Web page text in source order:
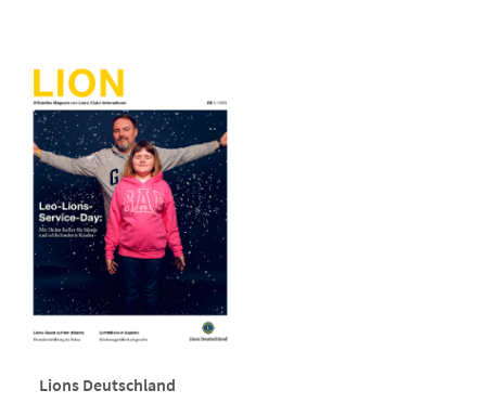
Lions Deutschland